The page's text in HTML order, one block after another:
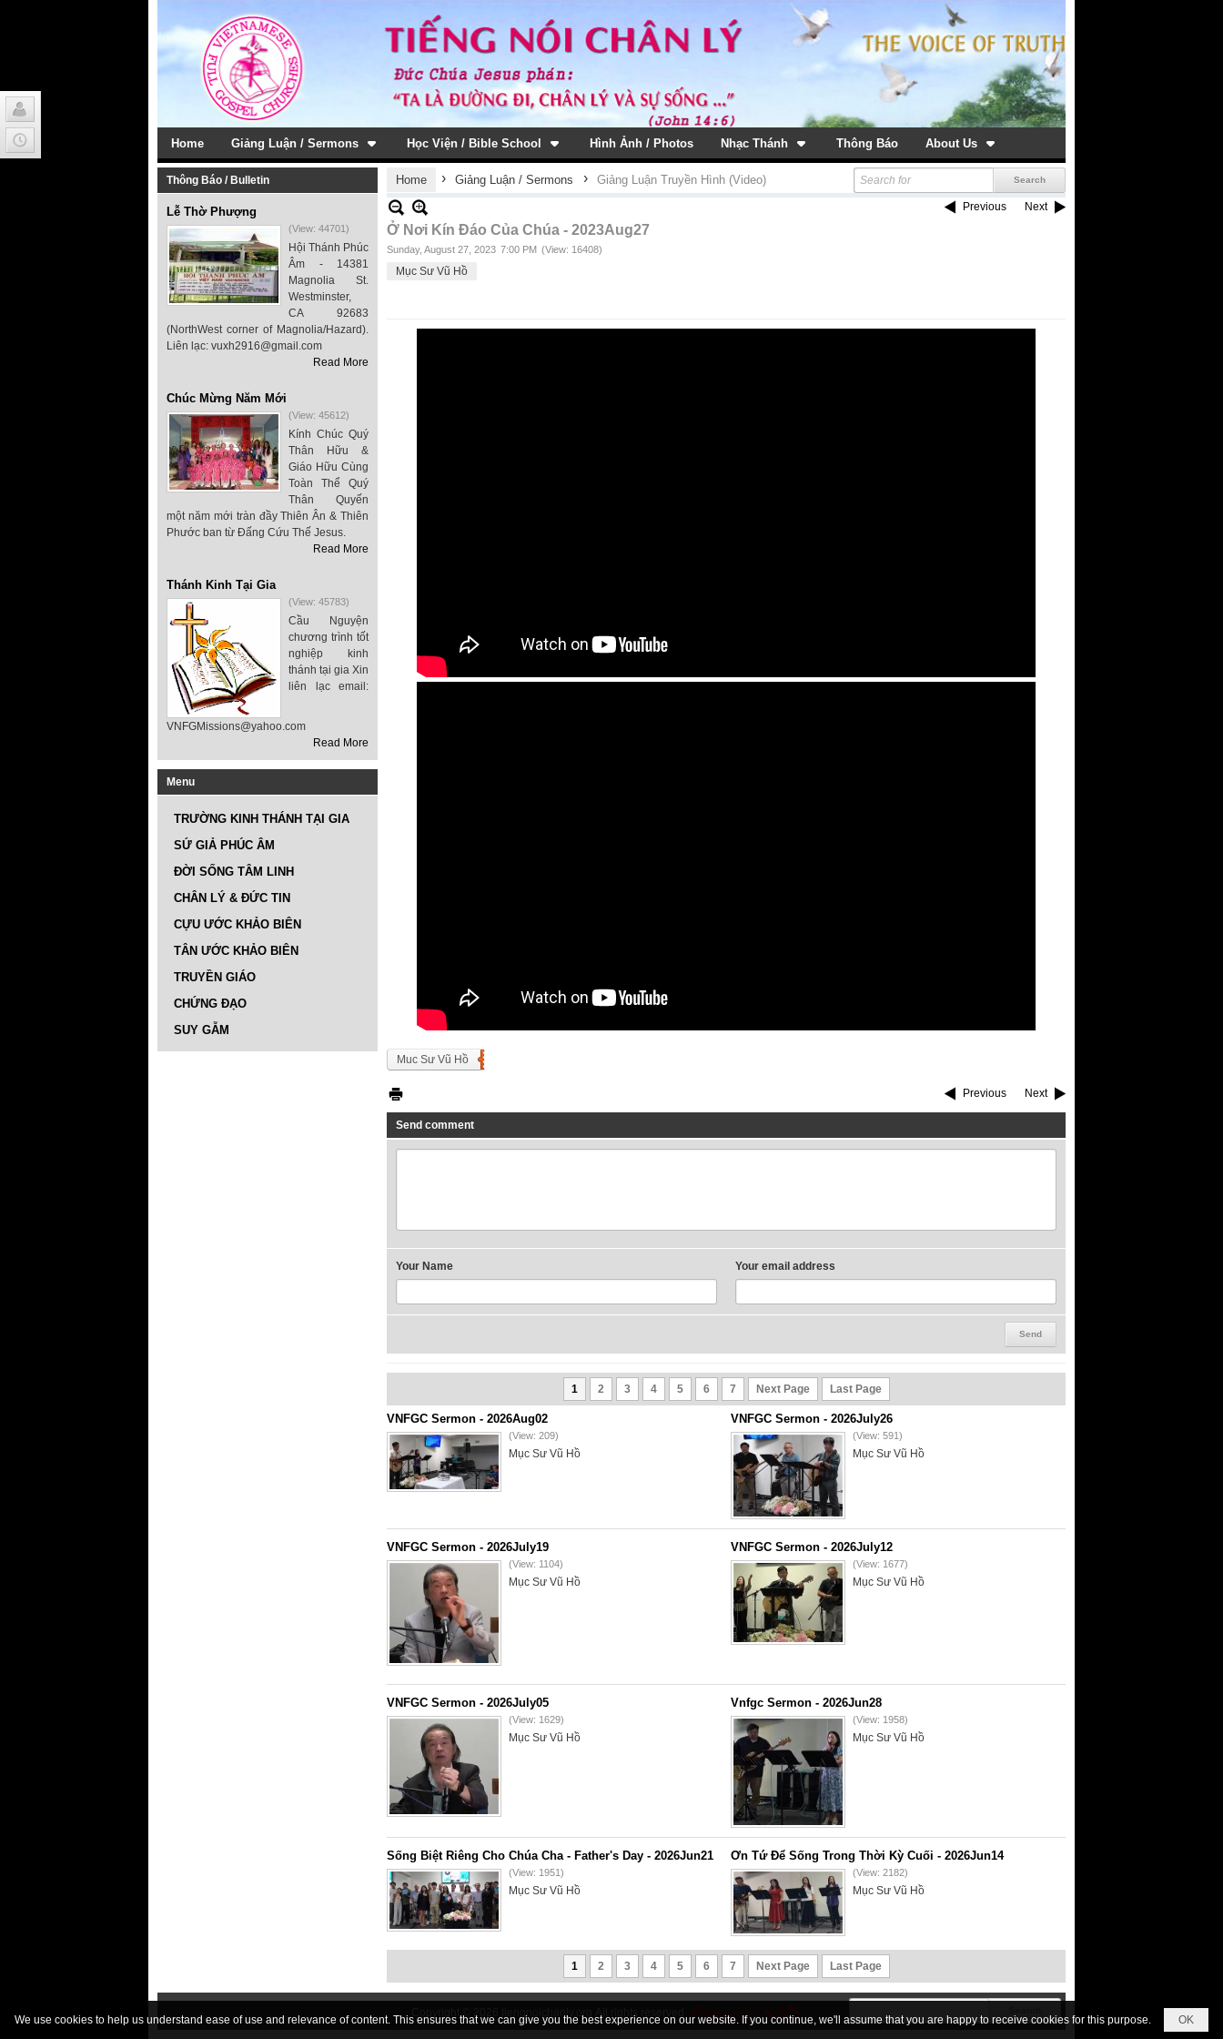
Home Giảng Luận / Sermons Học Viện / Bible School Hình Ảnh / Photos Nhạc Thánh Thông Báo About Us
Thông Báo / Bulletin
Lễ Thờ Phượng
(View: 44701)
Hội Thánh Phúc
Âm - 14381
Magnolia St.
Westminster,
CA 92683
(NorthWest corner of Magnolia/Hazard).
Liên lạc: vuxh2916@gmail.com
Read More
Chúc Mừng Năm Mới
(View: 45612)
Kính Chúc Quý
Thân Hữu &
Giáo Hữu Cùng
Toàn Thể Quý
Thân Quyến
một năm mới tràn đầy Thiên Ân & Thiên
Phước ban từ Đấng Cứu Thế Jesus.
Read More
Thánh Kinh Tại Gia
(View: 45783)
Cầu Nguyện
chương trình tốt
nghiệp kinh
thánh tại gia Xin
liên lạc email:
VNFGMissions@yahoo.com
Read More
Menu
TRƯỜNG KINH THÁNH TẠI GIA
SỨ GIẢ PHÚC ÂM
ĐỜI SỐNG TÂM LINH
CHÂN LÝ & ĐỨC TIN
CỰU ƯỚC KHẢO BIÊN
TÂN ƯỚC KHẢO BIÊN
TRUYỀN GIÁO
CHỨNG ĐẠO
SUY GẪM
Home › Giảng Luận / Sermons › Giảng Luận Truyền Hình (Video)
Previous Next
Ở Nơi Kín Đáo Của Chúa - 2023Aug27
Sunday, August 27, 2023 7:00 PM (View: 16408)
Mục Sư Vũ Hồ
Muc Sư Vũ Hồ
Previous Next
Send comment
Your Name Your email address
1 2 3 4 5 6 7 Next Page Last Page
VNFGC Sermon - 2026Aug02
(View: 209)
Mục Sư Vũ Hồ
VNFGC Sermon - 2026July26
(View: 591)
Mục Sư Vũ Hồ
VNFGC Sermon - 2026July19
(View: 1104)
Mục Sư Vũ Hồ
VNFGC Sermon - 2026July12
(View: 1677)
Mục Sư Vũ Hồ
VNFGC Sermon - 2026July05
(View: 1629)
Mục Sư Vũ Hồ
Vnfgc Sermon - 2026Jun28
(View: 1958)
Mục Sư Vũ Hồ
Sống Biệt Riêng Cho Chúa Cha - Father's Day - 2026Jun21
(View: 1951)
Mục Sư Vũ Hồ
Ơn Tứ Để Sống Trong Thời Kỳ Cuối - 2026Jun14
(View: 2182)
Mục Sư Vũ Hồ
1 2 3 4 5 6 7 Next Page Last Page
Copyright © 2026 tiengnoichanly.org All rights reserved
OK
We use cookies to help us understand ease of use and relevance of content. This ensures that we can give you the best experience on our website. If you continue, we'll assume that you are happy to receive cookies for this purpose.